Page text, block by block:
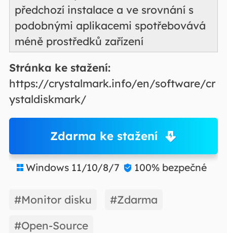
předchozí instalace a ve srovnání s
podobnými aplikacemi spotřebovává
méně prostředků zařízení
Stránka ke stažení:
https://crystalmark.info/en/software/cr
ystaldiskmark/
Zdarma ke stažení
 Windows 11/10/8/7  100% bezpečné
#Monitor disku
#Zdarma
#Open-Source